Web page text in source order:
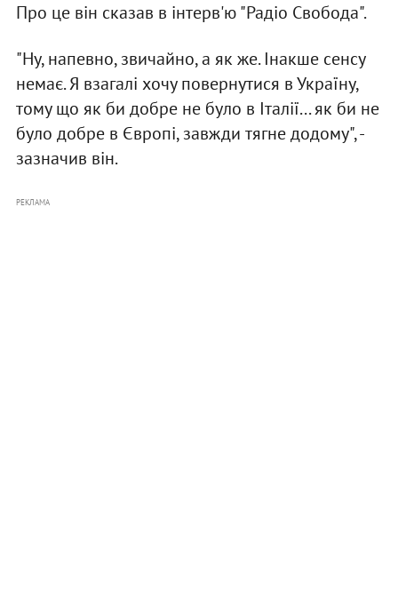
Про це він сказав в інтерв'ю "Радіо Свобода".
"Ну, напевно, звичайно, а як же. Інакше сенсу
немає. Я взагалі хочу повернутися в Україну,
тому що як би добре не було в Італії... як би не
було добре в Європі, завжди тягне додому", -
зазначив він.
РЕКЛАМА